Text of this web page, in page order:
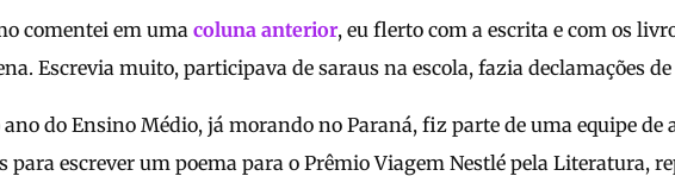
comentei em umacoluna anterior, eu flerto com a escrita e com os
Escrevia muito, participava de saraus na escola, fazia declamações de
ano do Ensino Médio, já morando no Paraná, fiz parte de uma equipe de
para escrever um poema para o Prêmio Viagem Nestlé pela Literatura,